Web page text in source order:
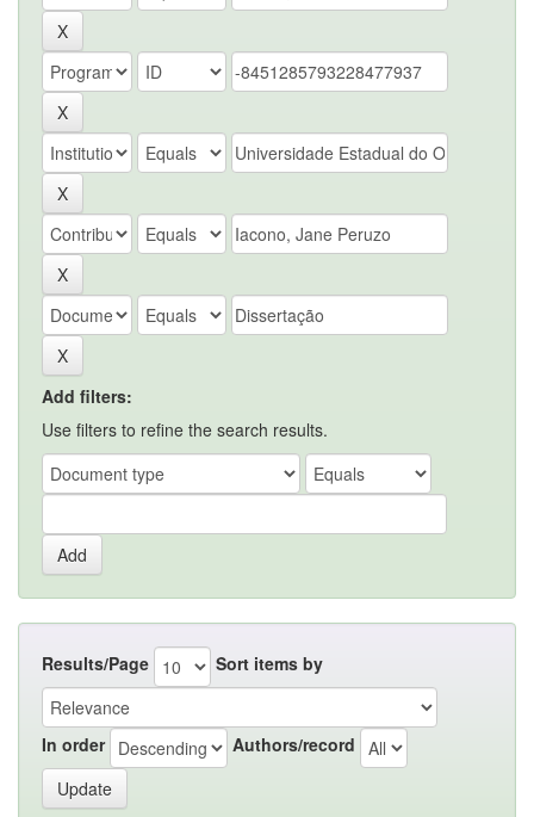
Add filters:
Use filters to refine the search results.
Results/Page Sort items by
In order Authors/record